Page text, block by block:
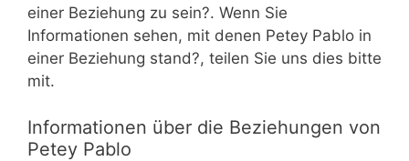
einer Beziehung zu sein?. Wenn Sie
Informationen sehen, mit denen Petey Pablo in
einer Beziehung stand?, teilen Sie uns dies bitte
mit.
Informationen über die Beziehungen von
Petey Pablo